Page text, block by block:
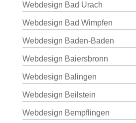
Webdesign Bad Urach
Webdesign Bad Wimpfen
Webdesign Baden-Baden
Webdesign Baiersbronn
Webdesign Balingen
Webdesign Beilstein
Webdesign Bempflingen